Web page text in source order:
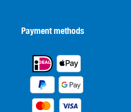
Payment methods